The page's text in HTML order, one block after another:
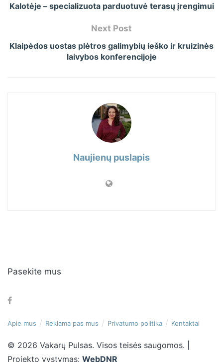
Kalotėje – specializuota parduotuvė terasų įrengimui
Next Post
Klaipėdos uostas plėtros galimybių ieško ir kruizinės
laivybos konferencijoje
Naujienų puslapis
Pasekite mus
Apie mus Reklama pas mus Privatumo politika Kontaktai
© 2026 Vakarų Pulsas. Visos teisės saugomos. |
Projekto vystymas: WebDNR